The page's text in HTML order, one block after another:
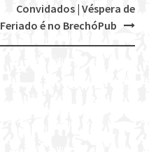
Convidados | Véspera de
Feriado é no BrechóPub